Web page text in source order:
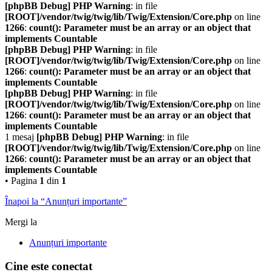
[phpBB Debug] PHP Warning: in file
[ROOT]/vendor/twig/twig/lib/Twig/Extension/Core.php on line
1266: count(): Parameter must be an array or an object that
implements Countable
[phpBB Debug] PHP Warning: in file
[ROOT]/vendor/twig/twig/lib/Twig/Extension/Core.php on line
1266: count(): Parameter must be an array or an object that
implements Countable
[phpBB Debug] PHP Warning: in file
[ROOT]/vendor/twig/twig/lib/Twig/Extension/Core.php on line
1266: count(): Parameter must be an array or an object that
implements Countable
1 mesaj [phpBB Debug] PHP Warning: in file
[ROOT]/vendor/twig/twig/lib/Twig/Extension/Core.php on line
1266: count(): Parameter must be an array or an object that
implements Countable
• Pagina 1 din 1
Înapoi la “Anunțuri importante”
Mergi la
Anunțuri importante
Cine este conectat